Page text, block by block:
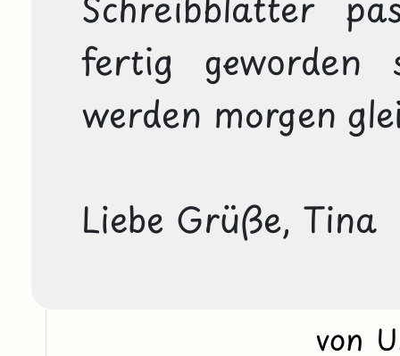
fertig geworden
werden morgen
Liebe Grüße, Tina
von